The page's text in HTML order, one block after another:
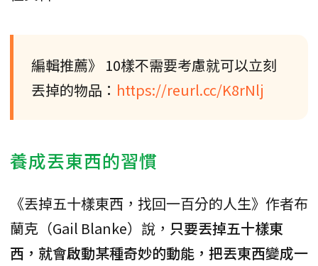
編輯推薦》 10樣不需要考慮就可以立刻
丟掉的物品： https://reurl.cc/K8rNlj
養成丟東西的習慣
《丟掉五十樣東西，找回一百分的人生》作者布
蘭克（Gail Blanke）說， 只要丟掉五十樣東
西，就會啟動某種奇妙的動能，把丟東西變成一